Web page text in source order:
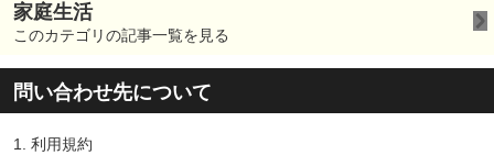
家庭生活
このカテゴリの記事一覧を見る
問い合わせ先について
1. 利用規約